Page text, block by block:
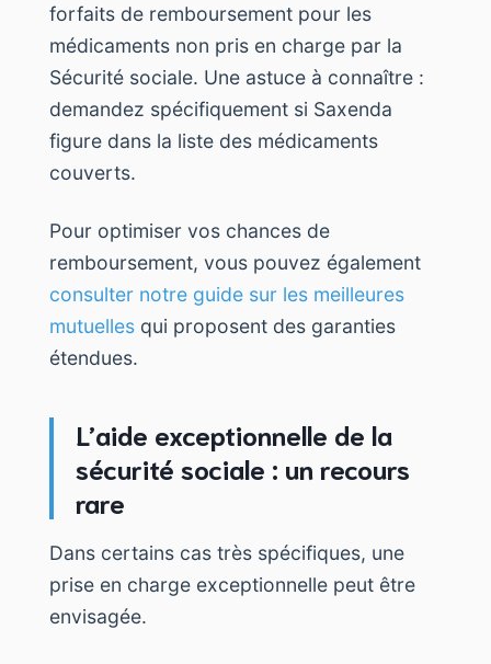
forfaits de remboursement pour les
médicaments non pris en charge par la
Sécurité sociale. Une astuce à connaître :
demandez spécifiquement si Saxenda
figure dans la liste des médicaments
couverts.
Pour optimiser vos chances de
remboursement, vous pouvez également
consulter notre guide sur les meilleures
mutuelles qui proposent des garanties
étendues.
L’aide exceptionnelle de la
sécurité sociale : un recours
rare
Dans certains cas très spécifiques, une
prise en charge exceptionnelle peut être
envisagée.